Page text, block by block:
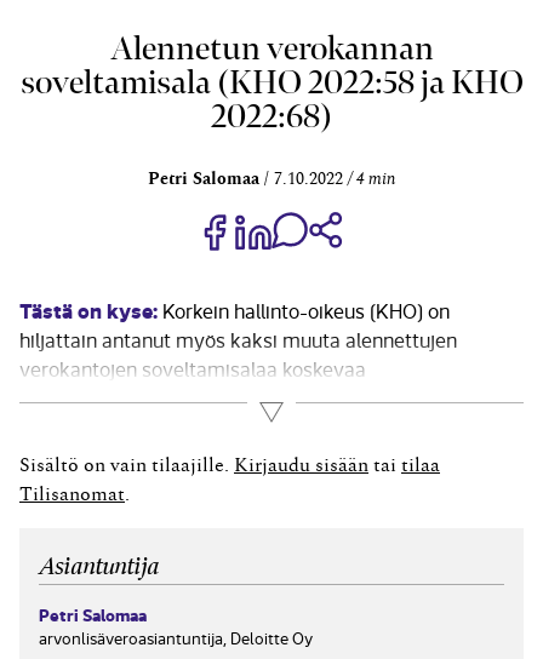
Alennetun verokannan
soveltamisala (KHO 2022:58 ja KHO
2022:68)
Petri Salomaa 7.10.2022 4 min
Jaa Share on Facebook
Jaa Share on LinkedIn
Jaa WhatsApp-viestinä
Tästä on kyse: Korkein hallinto-oikeus (KHO) on
hiljattain antanut myös kaksi muuta alennettujen
verokantojen soveltamisalaa koskevaa
vuosikirjapäätöstä. Seuraavassa käsitellään lyhyesti
kyseisten ratkaisujen olennaista sisältöä.
Ravintolapalvelun ja elintarvikkeiden alennettu
verokanta ja liittymisperiaate / KHO 2022:58
Lue lisää
Sisältö on vain tilaajille. Kirjaudu sisään tai tilaa
Tilisanomat
Asiantuntija
Petri Salomaa
arvonlisäveroasiantuntija, Deloitte Oy